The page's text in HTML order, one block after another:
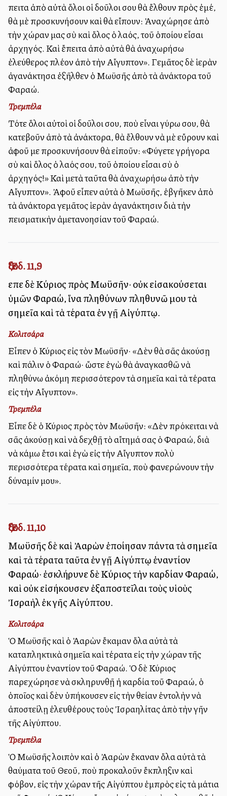
Ἔπειτα ἀπὸ αὐτὰ ὅλοι οἱ δοῦλοι σου θὰ ἔλθουν πρὸς ἐμέ,
θὰ μὲ προσκυνήσουν καὶ θὰ εἴπουν: Ἀναχώρησε ἀπὸ
τὴν χώραν μας σὺ καὶ ὅλος ὁ λαός, τοῦ ὁποίου εἶσαι
ἀρχηγός. Καὶ ἔπειτα ἀπὸ αὐτὰ θὰ ἀναχωρήσω
ἐλεύθερος πλέον ἀπὸ τὴν Αἴγυπτον». Γεμᾶτος δὲ ἱερὰν
ἀγανάκτησα ἐξῆλθεν ὁ Μωϋσῆς ἀπὸ τὰ ἀνάκτορα τοῦ
Φαραώ.
Τρεμπέλα
Τότε ὅλοι αὐτοὶ οἱ δοῦλοι σου, ποὺ εἶναι γύρω σου, θὰ
κατεβοῦν ἀπὸ τὰ ἀνάκτορα, θὰ ἔλθουν νὰ μὲ εὔρουν καὶ
ἀφοῦ με προσκυνήσουν θὰ εἰποῦν: «Φύγετε γρήγορα
σὺ καὶ ὅλος ὁ λαός σου, τοῦ ὁποίου εἶσαι σὺ ὁ
ἀρχηγός!» Καὶ μετὰ ταῦτα θὰ ἀναχωρήσω ἀπὸ τὴν
Αἴγυπτον». Ἀφοῦ εἶπεν αὐτὰ ὁ Μωϋσῆς, ἐβγῆκεν ἀπὸ
τὰ ἀνάκτορα γεμᾶτος ἱερὰν ἀγανάκτησιν διὰ τὴν
πεισματικὴν ἀμετανοησίαν τοῦ Φαραώ.
Ἔξοδ. 11,9
εἶπε δὲ Κύριος πρὸς Μωϋσῆν· οὐκ εἰσακούσεται
ὑμῶν Φαραώ, ἵνα πληθύνων πληθυνῶ μου τὰ
σημεῖα καὶ τὰ τέρατα ἐν γῇ Αἰγύπτῳ.
Κολιτσάρα
Εἶπεν ὁ Κύριος εἰς τὸν Μωϋσῆν· «Δὲν θὰ σᾶς ἀκούσῃ
καὶ πάλιν ὁ Φαραώ· ὥστε ἐγὼ θὰ ἀναγκασθῶ νὰ
πληθύνω ἀκόμη περισσότερον τὰ σημεῖα καὶ τὰ τέρατα
εἰς τὴν Αἴγυπτον».
Τρεμπέλα
Εἶπε δὲ ὁ Κύριος πρὸς τὸν Μωϋσῆν: «Δὲν πρόκειται νὰ
σᾶς ἀκούσῃ καὶ νὰ δεχθῇ τὸ αἴτημά σας ὁ Φαραώ, διὰ
νὰ κάμω ἔτσι καὶ ἐγὼ εἰς τὴν Αἴγυπτον πολὺ
περισσότερα τέρατα καὶ σημεῖα, ποὺ φανερώνουν τὴν
δύναμίν μου».
Ἔξοδ. 11,10
Μωϋσῆς δὲ καὶ Ἀαρὼν ἐποίησαν πάντα τὰ σημεῖα
καὶ τὰ τέρατα ταῦτα ἐν γῇ Αἰγύπτῳ ἐναντίον
Φαραώ· ἐσκλήρυνε δὲ Κύριος τὴν καρδίαν Φαραώ,
καὶ οὐκ εἰσήκουσεν ἐξαποστεῖλαι τοὺς υἱοὺς
Ἰσραὴλ ἐκ γῆς Αἰγύπτου.
Κολιτσάρα
Ὁ Μωϋσῆς καὶ ὁ Ἀαρὼν ἔκαμαν ὅλα αὐτὰ τὰ
καταπληκτικὰ σημεῖα καὶ τέρατα εἰς τὴν χώραν τῆς
Αἰγύπτου ἐναντίον τοῦ Φαραώ. Ὁ δὲ Κύριος
παρεχώρησε νὰ σκληρυνθῇ ἡ καρδία τοῦ Φαραώ, ὁ
ὁποῖος καὶ δὲν ὑπήκουσεν εἰς τὴν θείαν ἐντολὴν νὰ
ἀποστείλῃ ἐλευθέρους τοὺς Ἰσραηλίτας ἀπὸ τὴν γῆν
τῆς Αἰγύπτου.
Τρεμπέλα
Ὁ Μωϋσῆς λοιπὸν καὶ ὁ Ἀαρὼν ἔκαναν ὅλα αὐτὰ τὰ
θαύματα τοῦ Θεοῦ, ποὺ προκαλοῦν ἔκπληξιν καὶ
φόβον, εἰς τὴν χώραν τῆς Αἰγύπτου ἐμπρὸς εἰς τὰ μάτια